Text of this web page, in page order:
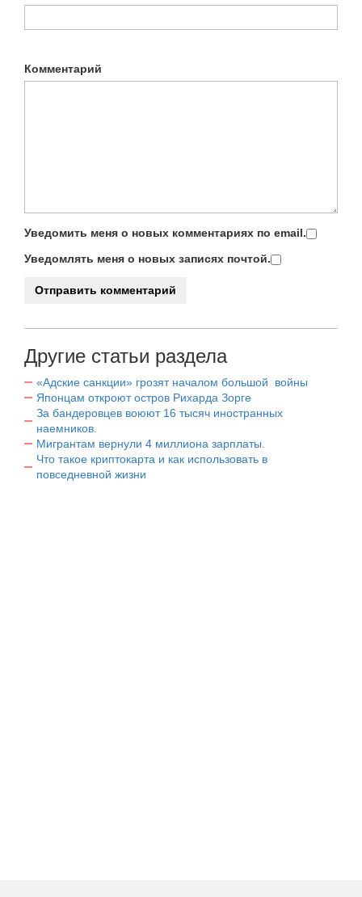
Комментарий
Уведомить меня о новых комментариях по email.
Уведомлять меня о новых записях почтой.
Другие статьи раздела
«Адские санкции» грозят началом большой войны
Японцам откроют остров Рихарда Зорге
За бандеровцев воюют 16 тысяч иностранных
наемников.
Мигрантам вернули 4 миллиона зарплаты.
Что такое криптокарта и как использовать в
повседневной жизни